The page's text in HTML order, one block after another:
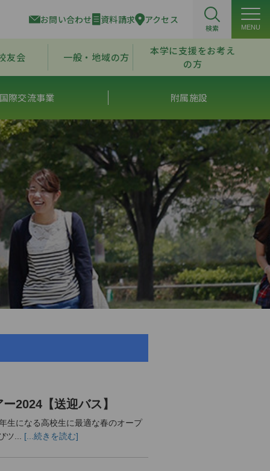
お問い合わせ 資料請求 アクセス
検索 MENU
友会 一般・地域の方
本学に支援をお考え
の方
際交流事業 附属施設
2024【送迎バス】
生になる高校生に最適な春のオープ
ツ... [...続きを読む]